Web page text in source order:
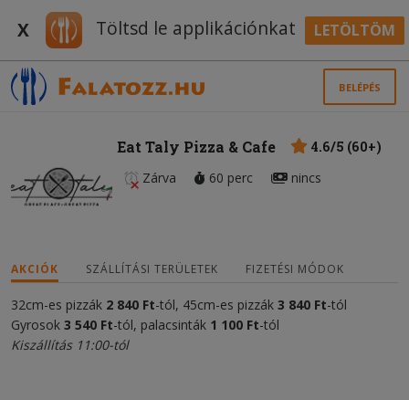
X Töltsd le applikációnkat LETÖLTÖM
BELÉPÉS
Eat Taly Pizza & Cafe
4.6/5 (60+)
Zárva
60 perc nincs
AKCIÓK SZÁLLÍTÁSI TERÜLETEK FIZETÉSI MÓDOK
32cm-es pizzák 2 840 Ft-tól, 45cm-es pizzák 3 840 Ft-tól
Gyrosok 3 540 Ft-tól, palacsinták 1 100 Ft-tól
Kiszállítás 11:00-tól